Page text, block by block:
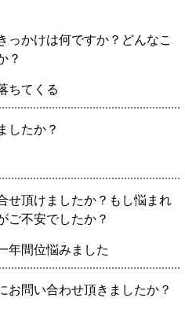
っかけは何ですか？どんなこ
？
ちてくる
したか？
せ頂けましたか？もし悩まれ
ご不安でしたか？
年間位悩みました
お問い合わせ頂きましたか？